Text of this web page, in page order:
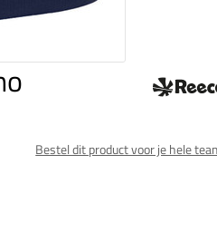
Bestel dit product voor je hele